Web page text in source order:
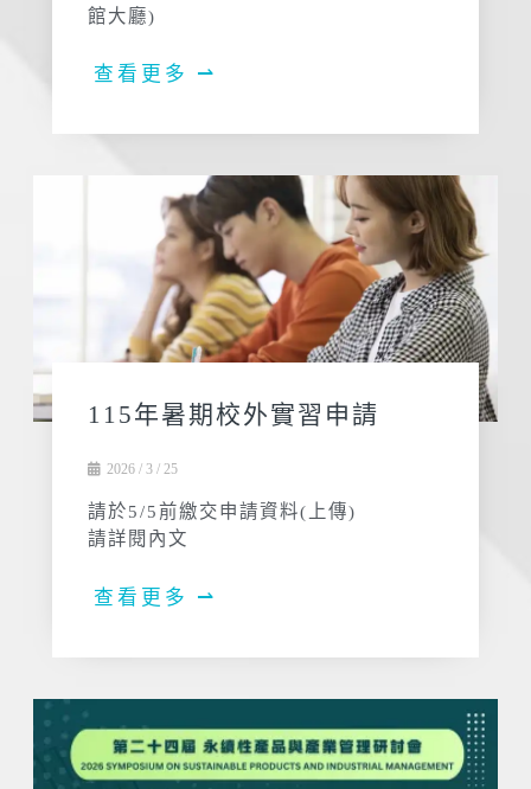
館大廳)
查看更多 ⇀
115年暑期校外實習申請
2026 / 3 / 25
請於5/5前繳交申請資料(上傳)
請詳閱內文
查看更多 ⇀